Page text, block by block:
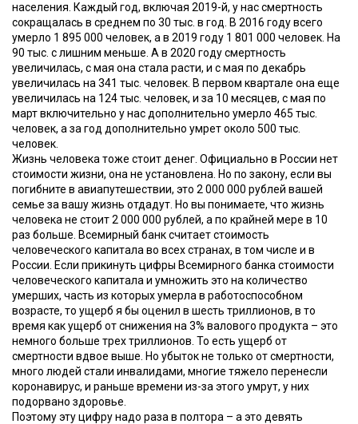
населения. Каждый год, включая 2019-й, у нас смертность
сокращалась в среднем по 30 тыс. в год. В 2016 году всего
умерло 1 895 000 человек, а в 2019 году 1 801 000 человек. На
90 тыс. с лишним меньше. А в 2020 году смертность
увеличилась, с мая она стала расти, и с мая по декабрь
увеличилась на 341 тыс. человек. В первом квартале она еще
увеличилась на 124 тыс. человек, и за 10 месяцев, с мая по
март включительно у нас дополнительно умерло 465 тыс.
человек, а за год дополнительно умрет около 500 тыс.
человек.
Жизнь человека тоже стоит денег. Официально в России нет
стоимости жизни, она не установлена. Но по закону, если вы
погибните в авиапутешествии, это 2 000 000 рублей вашей
семье за вашу жизнь отдадут. Но вы понимаете, что жизнь
человека не стоит 2 000 000 рублей, а по крайней мере в 10
раз больше. Всемирный банк считает стоимость
человеческого капитала во всех странах, в том числе и в
России. Если прикинуть цифры Всемирного банка стоимости
человеческого капитала и умножить это на количество
умерших, часть из которых умерла в работоспособном
возрасте, то ущерб я бы оценил в шесть триллионов, в то
время как ущерб от снижения на 3% валового продукта – это
немного больше трех триллионов. То есть ущерб от
смертности вдвое выше. Но убыток не только от смертности,
много людей стали инвалидами, многие тяжело перенесли
коронавирус, и раньше времени из-за этого умрут, у них
подорвано здоровье.
Поэтому эту цифру надо раза в полтора – а это девять